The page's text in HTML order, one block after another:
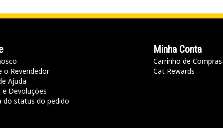
o Revendedor
Ajuda
e Devoluções
do status do pedido
Minha Conta
Carrinho de Compras
Cat Rewards